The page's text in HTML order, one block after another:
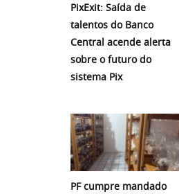
PixExit: Saída de
talentos do Banco
Central acende alerta
sobre o futuro do
sistema Pix
PF cumpre mandado